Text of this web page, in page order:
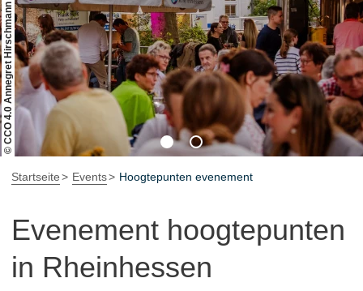
Events
reservering & service
Rheinhessen-Blog kaart
© CCO 4.0 Annegret Hirschmann
Startseite Events Hoogtepunten evenement
Evenement hoogtepunten
in Rheinhessen